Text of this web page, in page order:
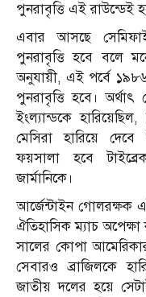
পুনরাবৃত্তি এই রাউন্ডেই
এবার আসছে
পুনরাবৃত্তি হবে বলে
অনুযায়ী, এই পর্বে ১৯৮৬
পুনরাবৃত্তি হবে।
ইংল্যান্ডকে
মেসিরা হারিয়ে
ফয়সালা হবে
জার্মানিকে।
আর্জেন্টাইন গোলরক্ষক
ঐতিহাসিক ম্যাচ
সালের কোপা
সেবারও ব্রাজিলকে
জাতীয় দলের হয়ে